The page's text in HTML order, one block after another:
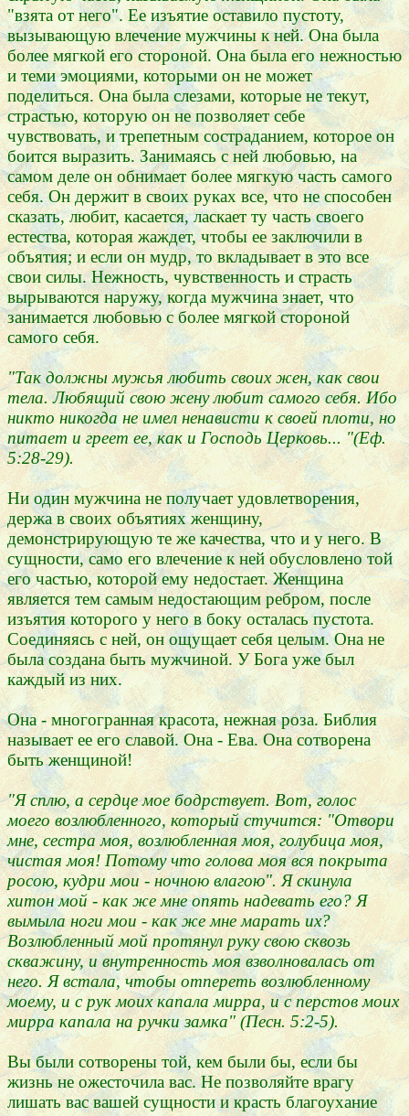
"взята от него". Ее изъятие оставило пустоту,
вызывающую влечение мужчины к ней. Она была
более мягкой его стороной. Она была его нежностью
и теми эмоциями, которыми он не может
поделиться. Она была слезами, которые не текут,
страстью, которую он не позволяет себе
чувствовать, и трепетным состраданием, которое он
боится выразить. Занимаясь с ней любовью, на
самом деле он обнимает более мягкую часть самого
себя. Он держит в своих руках все, что не способен
сказать, любит, касается, ласкает ту часть своего
естества, которая жаждет, чтобы ее заключили в
объятия; и если он мудр, то вкладывает в это все
свои силы. Нежность, чувственность и страсть
вырываются наружу, когда мужчина знает, что
занимается любовью с более мягкой стороной
самого себя.
"Так должны мужья любить своих жен, как свои
тела. Любящий свою жену любит самого себя. Ибо
никто никогда не имел ненависти к своей плоти, но
питает и греет ее, как и Господь Церковь... "(Еф.
5:28-29).
Ни один мужчина не получает удовлетворения,
держа в своих объятиях женщину,
демонстрирующую те же качества, что и у него. В
сущности, само его влечение к ней обусловлено той
его частью, которой ему недостает. Женщина
является тем самым недостающим ребром, после
изъятия которого у него в боку осталась пустота.
Соединяясь с ней, он ощущает себя целым. Она не
была создана быть мужчиной. У Бога уже был
каждый из них.
Она - многогранная красота, нежная роза. Библия
называет ее его славой. Она - Ева. Она сотворена
быть женщиной!
"Я сплю, а сердце мое бодрствует. Вот, голос
моего возлюбленного, который стучится: "Отвори
мне, сестра моя, возлюбленная моя, голубица моя,
чистая моя! Потому что голова моя вся покрыта
росою, кудри мои - ночною влагою". Я скинула
хитон мой - как же мне опять надевать его? Я
вымыла ноги мои- как же мне марать их?
Возлюбленный мой протянул руку свою сквозь
скважину, и внутренность моя взволновалась от
него. Я встала, чтобы отпереть возлюбленному
моему, и с рук моих капала мирра, и с перстов моих
мирра капала на ручки замка" (Песн. 5:2-5).
Вы были сотворены той, кем были бы, если бы
жизнь не ожесточила вас. Не позволяйте врагу
лишать вас вашей сущности и красть благоухание